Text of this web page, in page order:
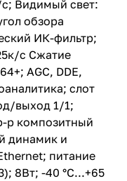
с; Видимый свет:
обзора
ИК-фильтр;
с Сжатие
AGC, DDE,
слот
выход 1/1;
p композитный
динамик и
питание
8Вт; -40 °C...+65